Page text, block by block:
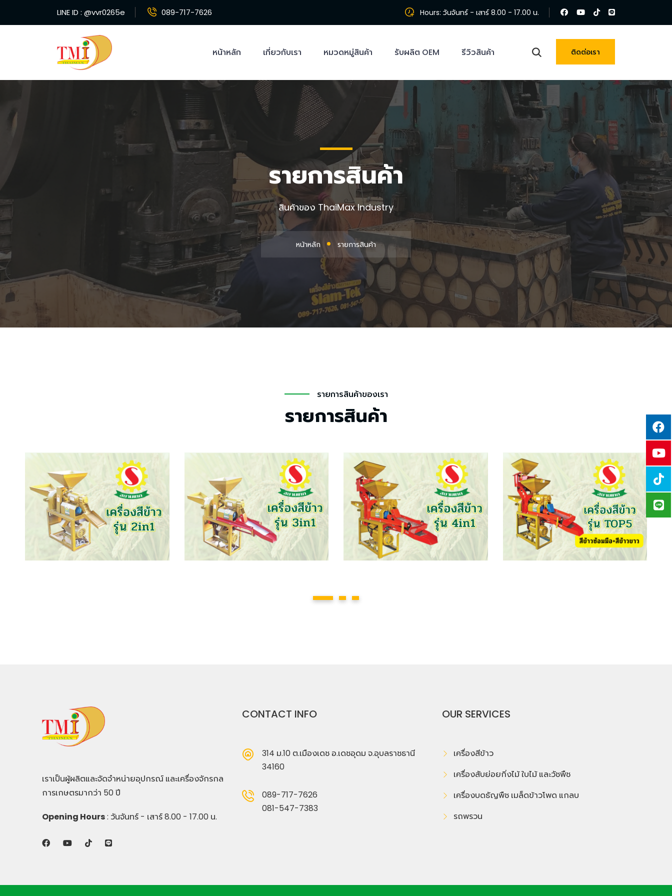
LINE ID : @vvr0265e 089-717-7626 Hours: วันจันทร์ - เสาร์ 8.00 - 17.00 น.
หน้าหลัก เกี่ยวกับเรา หมวดหมู่สินค้า รับผลิต OEM รีวิวสินค้า ติดต่อเรา
รายการสินค้า
สินค้าของ ThaiMax Industry
หน้าหลัก รายการสินค้า
รายการสินค้าของเรา
รายการสินค้า
เราเป็นผู้ผลิตและจัดจำหน่ายอุปกรณ์ และเครื่องจักรกล
การเกษตรมากว่า 50 ปี
Opening Hours: วันจันทร์ - เสาร์ 8.00 - 17.00 น.
CONTACT INFO
314 ม.10 ต.เมืองเดช อ.เดชอุดม จ.อุบลราชธานี
34160
089-717-7626
081-547-7383
OUR SERVICES
เครื่องสีข้าว
เครื่องสับย่อยกิ่งไม้ ใบไม้ และวัชพืช
เครื่องบดธัญพืช เมล็ดข้าวโพด แกลบ
รถพรวน